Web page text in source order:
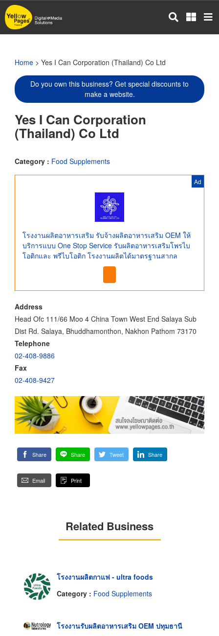
Skip
to
main
Home > Yes I Can Corporation (Thailand) Co Ltd
Do you own this business? Get special discounts to
make a website.
Yes I Can Corporation
(Thailand) Co Ltd
Category : Food Supplements
Ad
โรงงานผลิตอาหารเสริม รับจ้างผลิตอาหารเสริม OEM ให้
บริการแบบ One Stop Service รับผลิตอาหารเสริมโพรไบ
โอติกและ พรีไบโอติก โรงงานผลิตได้มาตรฐานสากล
Address
Head Ofc 111/66 Moo 4 China Town West End Salaya Sub
Dist Rd. Salaya, Bhuddhamonthon, Nakhon Pathom 73170
Telephone
02-408-9886
Fax
02-408-9427
Share Share Tweet Share
Email Print
Related Business
โรงงานผลิตกาแฟ - ultra foods
Category : Food Supplements
โรงงานรับผลิตอาหารเสริม OEM ปทุมธานี